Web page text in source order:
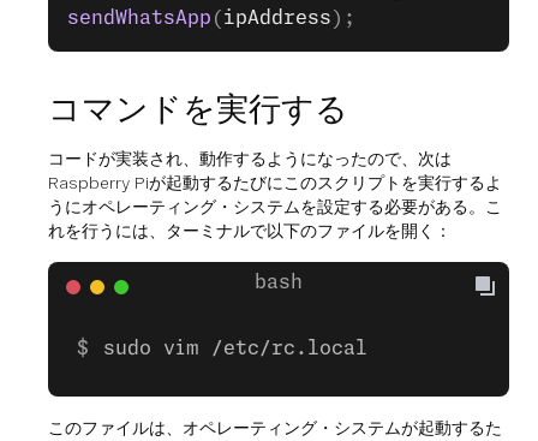
sendWhatsApp ( ipAddress );
コマンドを実行する
コードが実装され、動作するようになったので、次は
Raspberry Piが起動するたびにこのスクリプトを実行するよ
うにオペレーティング・システムを設定する必要がある。こ
れを行うには、ターミナルで以下のファイルを開く：
sudo vim /etc/rc.local
このファイルは、オペレーティング・システムが起動するた